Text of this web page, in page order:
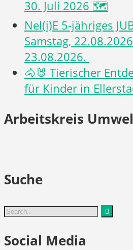
30. Juli 2026 🗺️
Nel(i)E 5-jähriges
Samstag,
23.08.2026.
🐴🐰 Tierischer
für Kinder in
Arbeitskreis
Suche
Social Media